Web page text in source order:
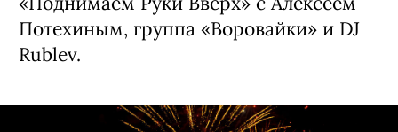
Потехиным, группа «Воровайки» и DJ
Rublev.